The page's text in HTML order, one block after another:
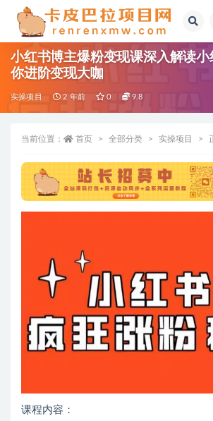
小红书博主爆粉变现课深入解读
你进阶变现大咖
实操项目 2 年前 0 9.8
当前位置： 首页 全部分类 实操项目
课程内容：
全部